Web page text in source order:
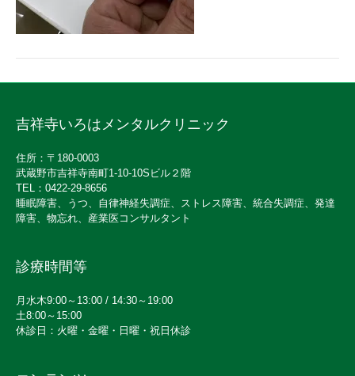
吉祥寺いろはメンタルクリニック
住所：〒180-0003
武蔵野市吉祥寺南町1-10-10Sビル２階
TEL：0422-29-8656
睡眠障害、うつ、自律神経失調症、ストレス障害、統合失調症、発達
障害、物忘れ、産業医コンサルタント
診療時間等
月水木9:00～13:00 / 14:30～19:00
土8:00～15:00
休診日：火曜・金曜・日曜・祝日休診